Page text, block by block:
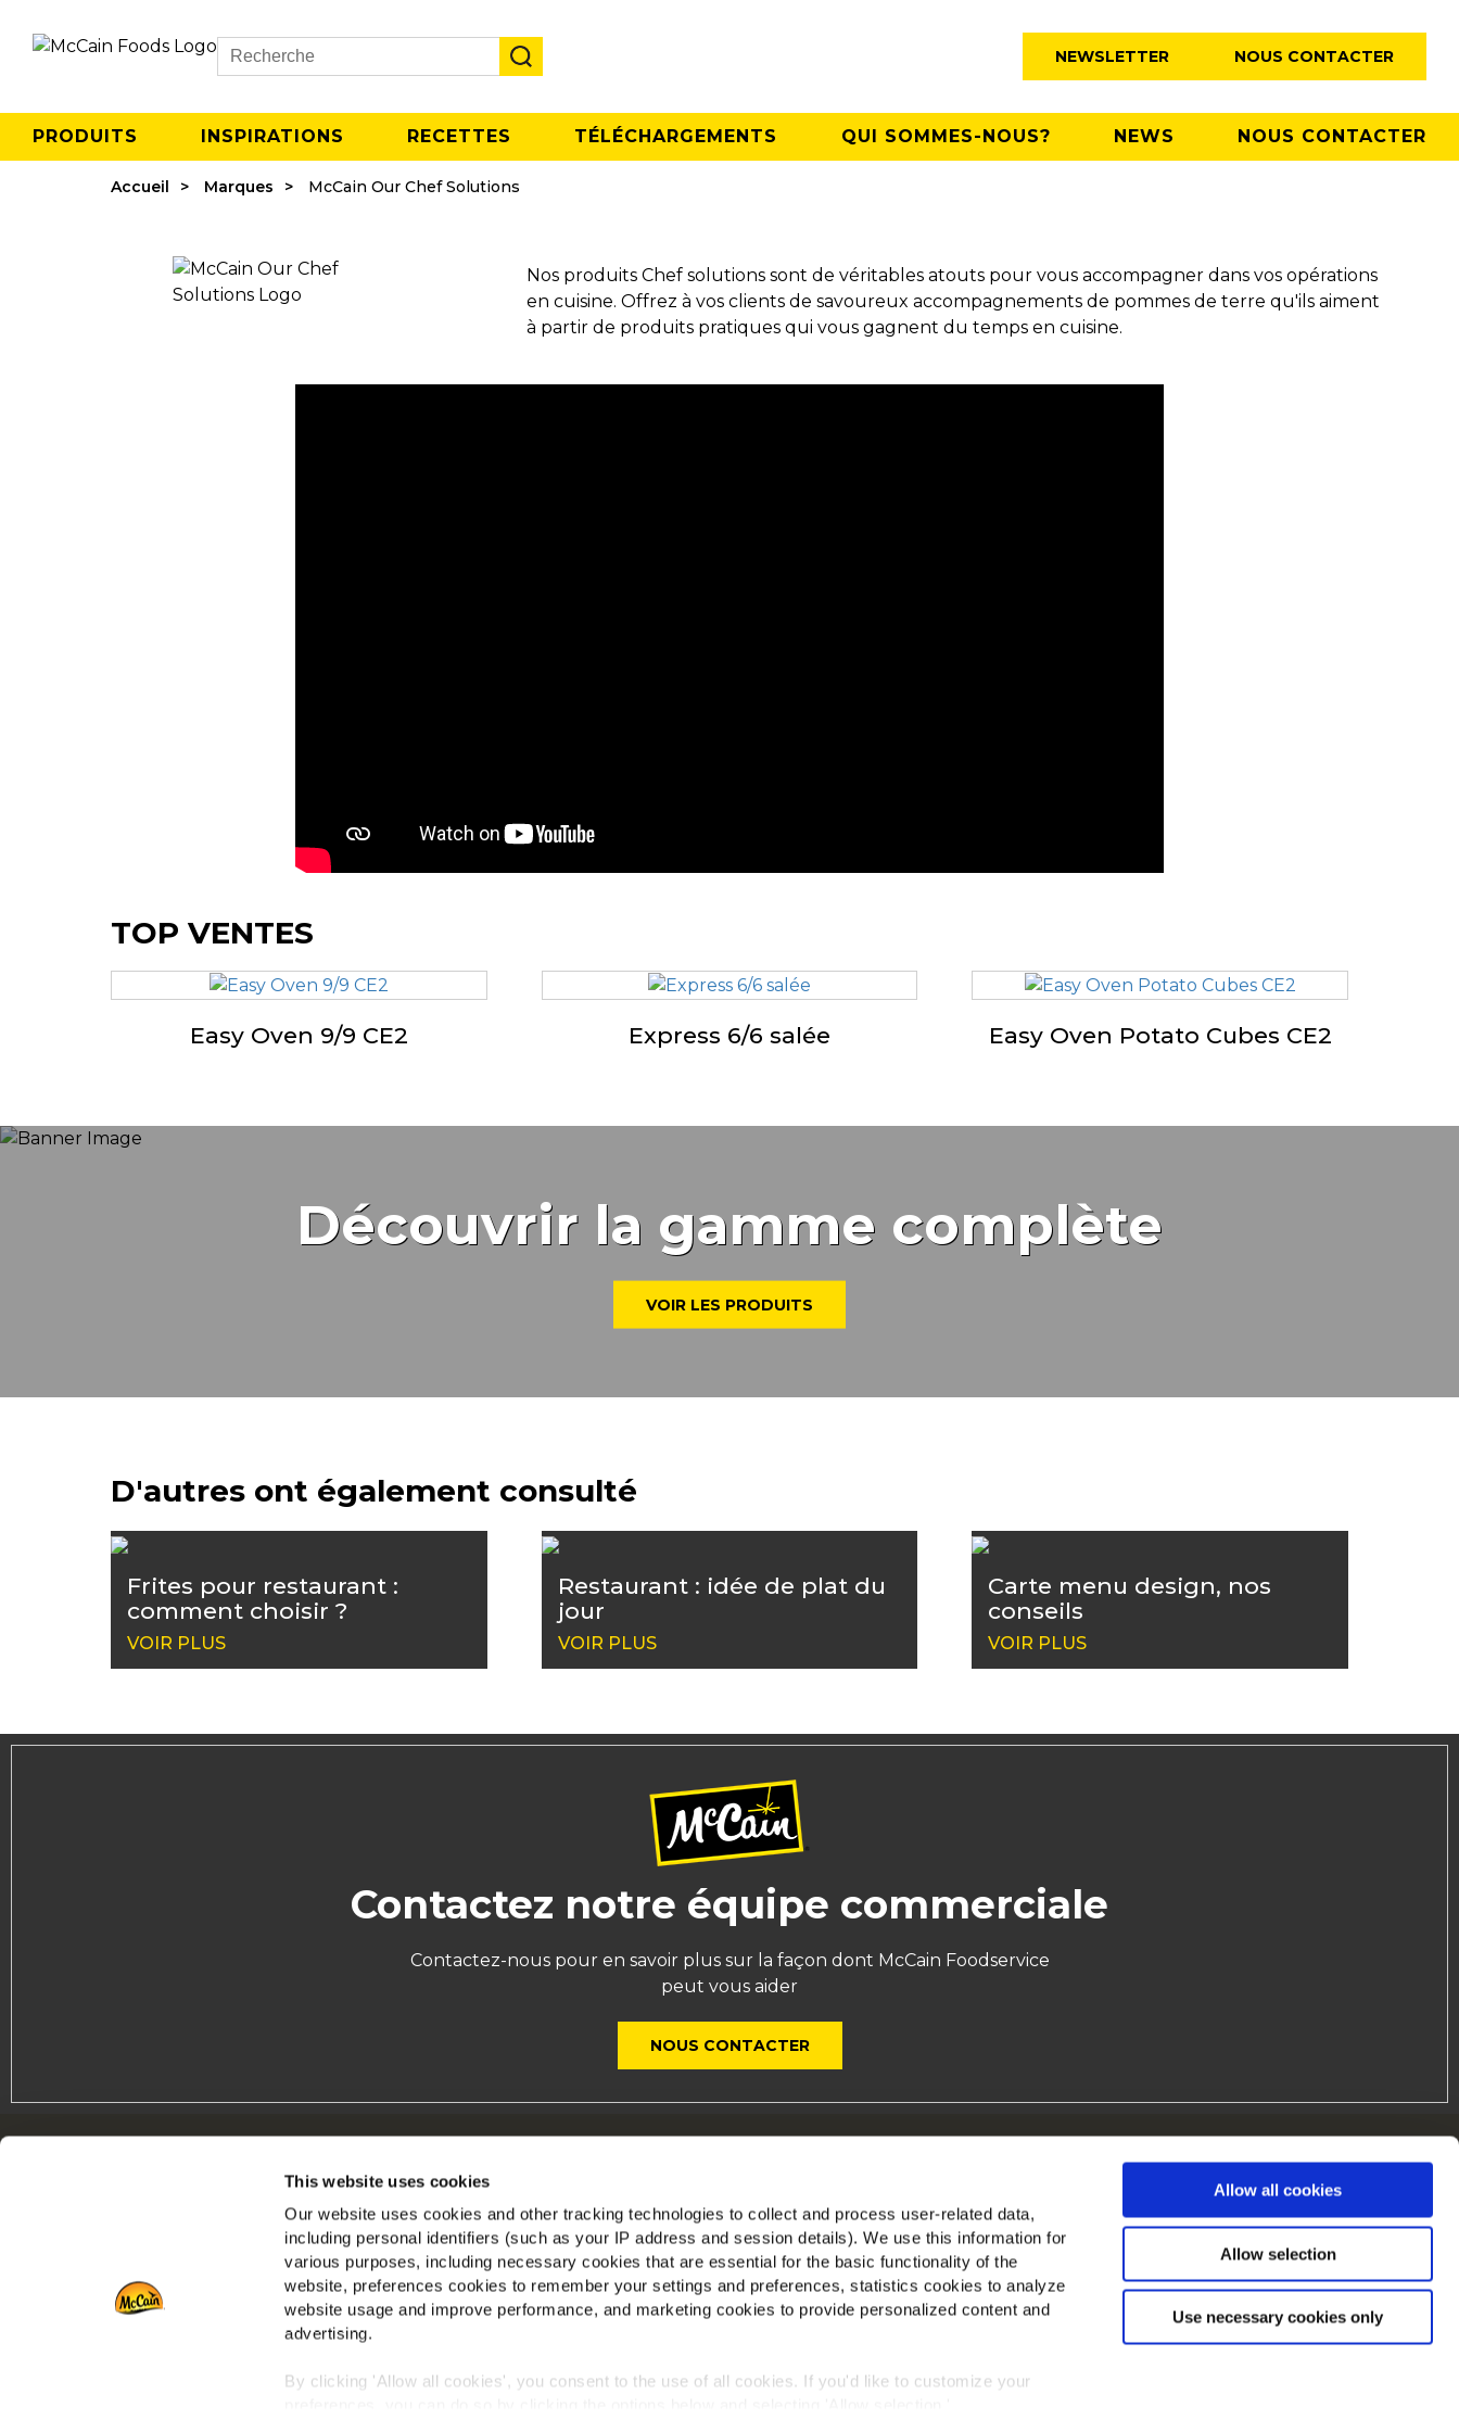
This website uses cookies
Our website uses cookies and other tracking technologies to collect and process user-related data,
including personal identifiers (such as your IP address and session details). We use this information for
various purposes, including necessary cookies that are essential for the basic functionality of the
website, preferences cookies to remember your settings and preferences, statistics cookies to analyze
website usage and improve performance, and marketing cookies to provide personalized content and
advertising.
By clicking 'Allow all cookies', you consent to the use of all cookies. If you'd like to customize your
Allow all cookies
Allow selection
Use necessary cookies only
Search
NEWSLETTER NOUS CONTACTER
PRODUITS INSPIRATIONS RECETTES TÉLÉCHARGEMENTS QUI SOMMES-NOUS? NEWS NOUS CONTACTER
Accueil Marques McCain Our Chef Solutions
Nos produits Chef solutions sont de véritables atouts pour vous accompagner dans vos opérations
en cuisine. Offrez à vos clients de savoureux accompagnements de pommes de terre qu'ils aiment
à partir de produits pratiques qui vous gagnent du temps en cuisine.
TOP VENTES
Easy Oven 9/9 CE2 Express 6/6 salée Easy Oven Potato Cubes CE2
Découvrir la gamme complète
VOIR LES PRODUITS
D'autres ont également consulté
Frites pour restaurant :
comment choisir ?
VOIR PLUS
Restaurant : idée de plat du
jour
VOIR PLUS
Carte menu design, nos
conseils
VOIR PLUS
Contactez notre équipe commerciale
Contactez-nous pour en savoir plus sur la façon dont McCain Foodservice
peut vous aider
NOUS CONTACTER
Inspiration
Téléchargements
Nos racines nous engagent
Espace Agriculteurs
Recrutement
News
FAQ
McCain en Europe
Trouvez-nous sur